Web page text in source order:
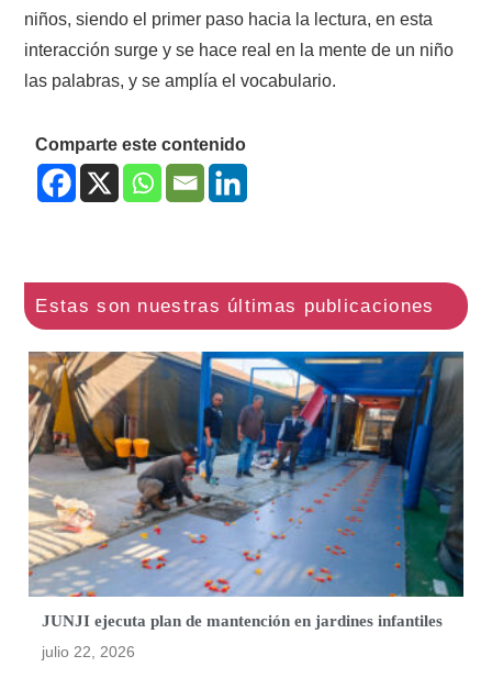
niños, siendo el primer paso hacia la lectura, en esta
interacción surge y se hace real en la mente de un niño
las palabras, y se amplía el vocabulario.
Comparte este contenido
JUNJI ejecuta plan de mantención en jardines infantiles
julio 22, 2026